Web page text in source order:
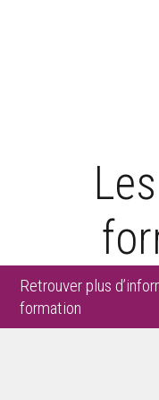
Retrouver plus
formation